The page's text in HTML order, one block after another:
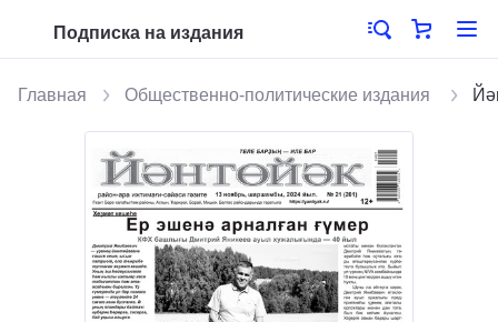
Подписка на издания
Главная Общественно-политические издания